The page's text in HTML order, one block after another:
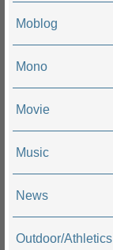
Moblog
Mono
Movie
Music
News
Outdoor/Athletics